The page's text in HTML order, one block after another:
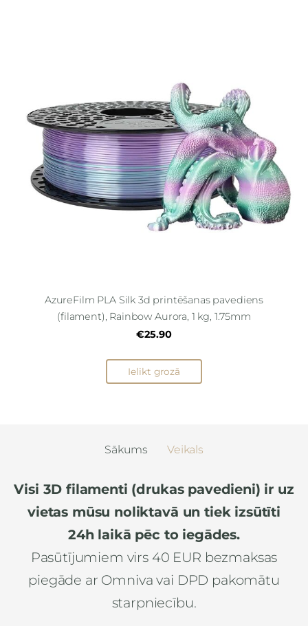
AzureFilm PLA Silk 3d printēšanas pavediens
(filament), Rainbow Aurora, 1 kg, 1.75mm
€25.90
Ielikt grozā
Sākums Veikals
Visi 3D filamenti (drukas pavedieni) ir uz
vietas mūsu noliktavā un tiek izsūtīti
24h laikā pēc to iegādes.
Pasūtījumiem virs 40 EUR bezmaksas
piegāde ar Omniva vai DPD pakomātu
starpniecību.